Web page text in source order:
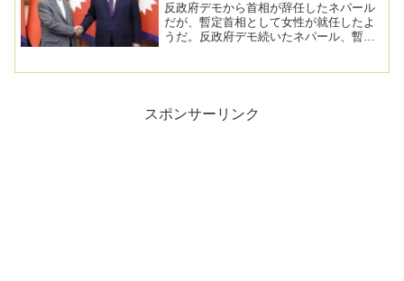
反政府デモから首相が辞任したネパール
だが、暫定首相として女性が就任したよ
うだ。反政府デモ続いたネパール、暫定
スポンサーリンク